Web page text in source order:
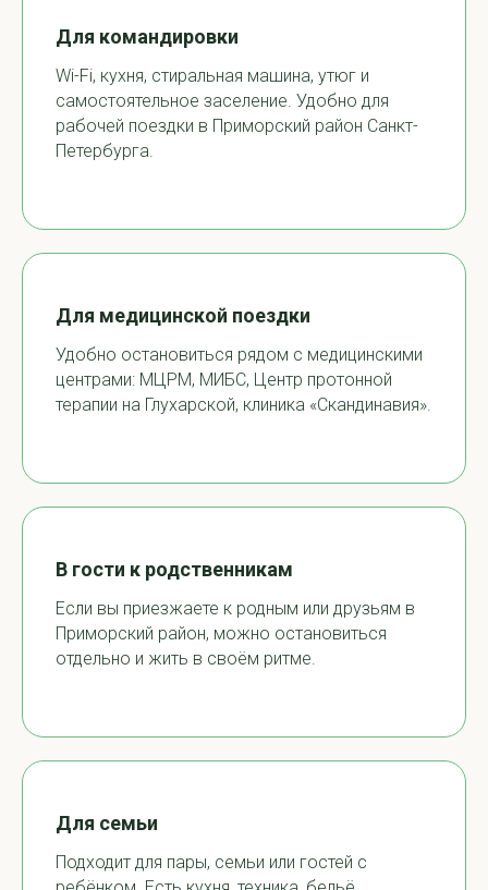
Для командировки
Wi-Fi, кухня, стиральная машина, утюг и
самостоятельное заселение. Удобно для
рабочей поездки в Приморский район Санкт-
Петербурга.
Для медицинской поездки
Удобно остановиться рядом с медицинскими
центрами: МЦРМ, МИБС, Центр протонной
терапии на Глухарской, клиника «Скандинавия».
В гости к родственникам
Если вы приезжаете к родным или друзьям в
Приморский район, можно остановиться
отдельно и жить в своём ритме.
Для семьи
Подходит для пары, семьи или гостей с